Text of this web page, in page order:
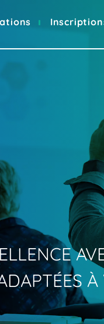
À